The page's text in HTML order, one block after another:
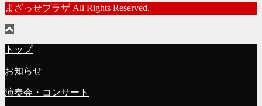
まざっせプラザ All Rights Reserved.
トップ
お知らせ
演奏会・コンサート